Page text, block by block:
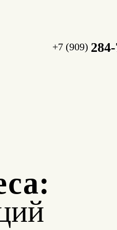
+7 (909)